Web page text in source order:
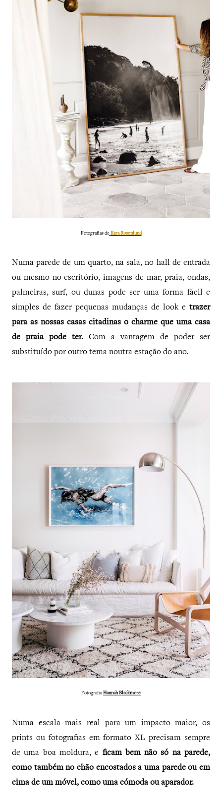
Fotografias de Kara Rosenlund
Numa parede de um quarto, na sala, no hall de entrada
ou mesmo no escritório, imagens de mar, praia, ondas,
palmeiras, surf, ou dunas pode ser uma forma fácil e
simples de fazer pequenas mudanças de look e trazer
para as nossas casas citadinas o charme que uma casa
de praia pode ter. Com a vantagem de poder ser
substituído por outro tema noutra estação do ano.
FotografiaHannah Blackmore
Numa escala mais real para um impacto maior, os
prints ou fotografias em formato XL precisam sempre
de uma boa moldura, e ficam bem não só na parede,
como também no chão encostados a uma parede ou em
cima de um móvel, como uma cómoda ou aparador.